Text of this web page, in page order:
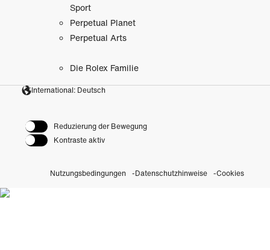
Sport
Perpetual Planet
Perpetual Arts
Die Rolex Familie
International: Deutsch
Reduzierung der Bewegung
Kontraste aktiv
Nutzungsbedingungen Datenschutzhinweise Cookies